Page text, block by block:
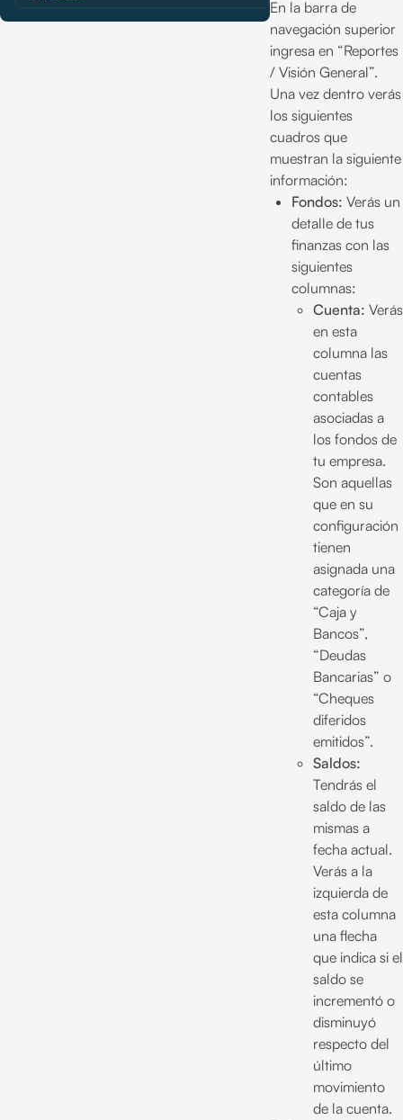
En la barra de
navegación superior
ingresa en “Reportes
/ Visión General”.
Una vez dentro verás
los siguientes
cuadros que
muestran la siguiente
información:
Fondos: Verás un
detalle de tus
finanzas con las
siguientes
columnas:
Cuenta: Verás
en esta
columna las
cuentas
contables
asociadas a
los fondos de
tu empresa.
Son aquellas
que en su
configuración
tienen
asignada una
categoría de
“Caja y
Bancos”,
“Deudas
Bancarias” o
“Cheques
diferidos
emitidos”.
Saldos:
Tendrás el
saldo de las
mismas a
fecha actual.
Verás a la
izquierda de
esta columna
una flecha
que indica si el
saldo se
incrementó o
disminuyó
respecto del
último
movimiento
de la cuenta.